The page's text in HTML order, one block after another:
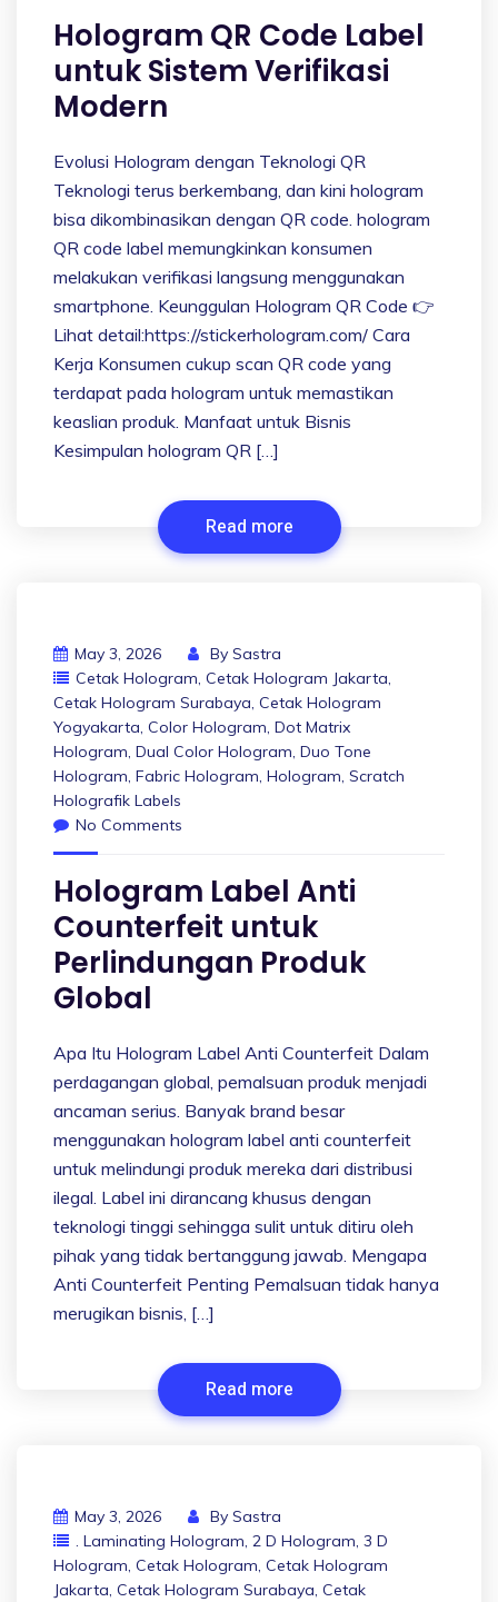
Hologram QR Code Label
untuk Sistem Verifikasi
Modern
Evolusi Hologram dengan Teknologi QR
Teknologi terus berkembang, dan kini hologram
bisa dikombinasikan dengan QR code. hologram
QR code label memungkinkan konsumen
melakukan verifikasi langsung menggunakan
smartphone. Keunggulan Hologram QR Code 👉
Lihat detail:https://stickerhologram.com/ Cara
Kerja Konsumen cukup scan QR code yang
terdapat pada hologram untuk memastikan
keaslian produk. Manfaat untuk Bisnis
Kesimpulan hologram QR […]
Read more
May 3, 2026 By Sastra
Cetak Hologram, Cetak Hologram Jakarta,
Cetak Hologram Surabaya, Cetak Hologram
Yogyakarta, Color Hologram, Dot Matrix
Hologram, Dual Color Hologram, Duo Tone
Hologram, Fabric Hologram, Hologram, Scratch
Holografik Labels
No Comments
Hologram Label Anti
Counterfeit untuk
Perlindungan Produk
Global
Apa Itu Hologram Label Anti Counterfeit Dalam
perdagangan global, pemalsuan produk menjadi
ancaman serius. Banyak brand besar
menggunakan hologram label anti counterfeit
untuk melindungi produk mereka dari distribusi
ilegal. Label ini dirancang khusus dengan
teknologi tinggi sehingga sulit untuk ditiru oleh
pihak yang tidak bertanggung jawab. Mengapa
Anti Counterfeit Penting Pemalsuan tidak hanya
merugikan bisnis, […]
Read more
May 3, 2026 By Sastra
. Laminating Hologram, 2 D Hologram, 3 D
Hologram, Cetak Hologram, Cetak Hologram
Jakarta, Cetak Hologram Surabaya, Cetak